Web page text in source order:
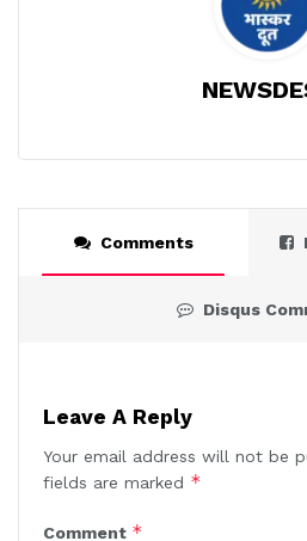
Comments
Disqus
Leave A Reply
Your email address will not be
fields are marked *
Comment *